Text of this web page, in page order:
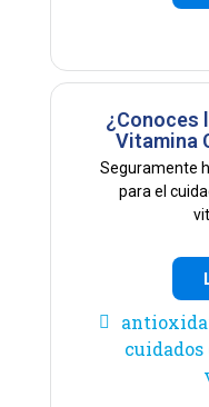
¿Conoces
Vitamina
Seguramente
para el